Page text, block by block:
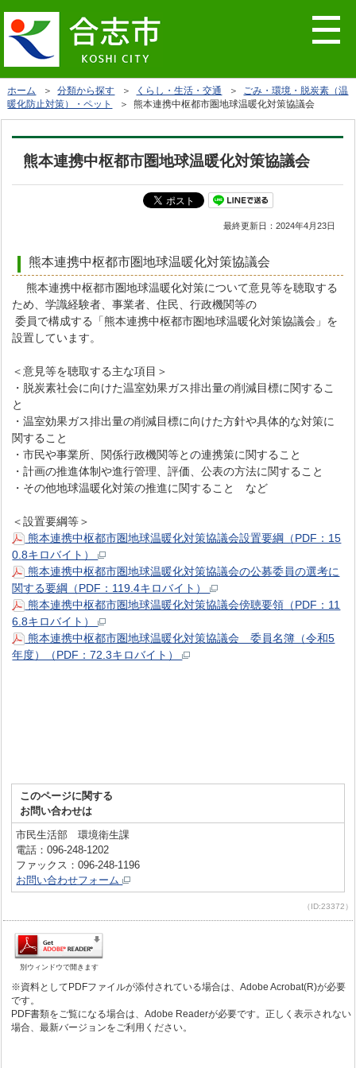
ホーム ＞分類から探す ＞ くらし・生活・交通 ＞ ごみ・環境・脱炭素（温
暖化防止対策）・ペット
＞ 熊本連携中枢都市圏地球温暖化対策協議会
熊本連携中枢都市圏地球温暖化対策協議会
最終更新日：2024年4月23日
熊本連携中枢都市圏地球温暖化対策協議会
熊本連携中枢都市圏地球温暖化対策について意見等を聴取する
ため、学識経験者、事業者、住民、行政機関等の
委員で構成する「熊本連携中枢都市圏地球温暖化対策協議会」を
設置しています。
＜意見等を聴取する主な項目＞
・脱炭素社会に向けた温室効果ガス排出量の削減目標に関するこ
と
・温室効果ガス排出量の削減目標に向けた方針や具体的な対策に
関すること
・市民や事業所、関係行政機関等との連携策に関すること
・計画の推進体制や進行管理、評価、公表の方法に関すること
・その他地球温暖化対策の推進に関すること など
＜設置要綱等＞
熊本連携中枢都市圏地球温暖化対策協議会設置要綱（PDF：15
0.8キロバイト）
熊本連携中枢都市圏地球温暖化対策協議会の公募委員の選考に
関する要綱（PDF：119.4キロバイト）
熊本連携中枢都市圏地球温暖化対策協議会傍聴要領（PDF：11
6.8キロバイト）
熊本連携中枢都市圏地球温暖化対策協議会 委員名簿（令和5
年度）（PDF：72.3キロバイト）
このページに関する
お問い合わせは
市民生活部 環境衛生課
電話：096-248-1202
ファックス：096-248-1196
お問い合わせフォーム
（ID:23372）
別ウィンドウで開きます
※資料としてPDFファイルが添付されている場合は、Adobe Acrobat(R)が必要
です。
PDF書類をご覧になる場合は、Adobe Readerが必要です。正しく表示されない
場合、最新バージョンをご利用ください。